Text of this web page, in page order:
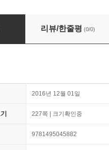
Enhanced Chords Edition
리뷰/한줄평 (0/0)
2016년 12월 01일
227쪽 | 크기확인중
9781495045882